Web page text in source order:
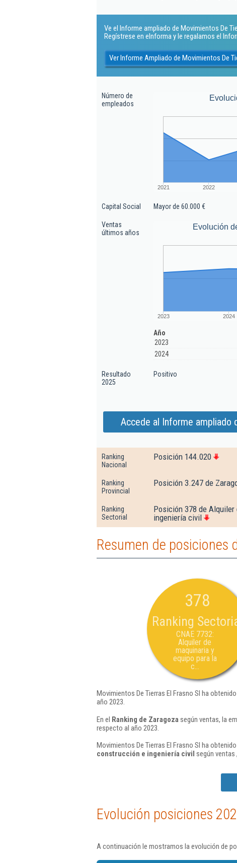
Ve el Informe ampliado de Movimientos De
Regístrese en eInforma y le regalamos el
Ver Informe Ampliado de Movimientos De
Número de
empleados
2021 2022
Capital Social Mayor de 60.000 €
Ventas
últimos años
Evolución
2023 2024
Año
2023
2024
Resultado
2025
Positivo
Accede al Informe ampliado
Ranking
Nacional
Posición 144.020
Ranking
Provincial
Posición 3.247 de
Ranking
Sectorial
Posición 378 de
ingeniería civil
Resumen de posiciones
378
Ranking
CNAE 7732:
Alquiler de
maquinaria y
equipo para la
c...
Movimientos De Tierras El Frasno Sl ha
año 2023.
En el Ranking de Zaragoza según ventas, la
respecto al año 2023.
Movimientos De Tierras El Frasno Sl ha
construcción e ingeniería civil según ventas
Evolución posiciones
A continuación le mostramos la evolución de